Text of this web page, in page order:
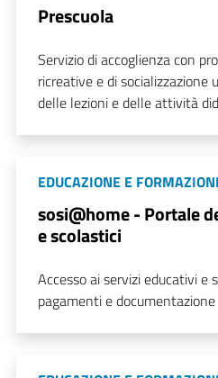
Prescuola
Servizio di accoglienza con
ricreative e di socializzazione
delle lezioni e delle attività
EDUCAZIONE E
sosi@home - Portale
e scolastici
Accesso ai servizi educativi e
pagamenti e documentazione